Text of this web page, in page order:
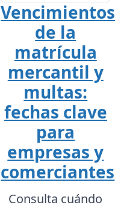
Vencimientos
de la
matrícula
mercantil y
multas:
fechas clave
para
empresas y
comerciantes
Consulta cuándo